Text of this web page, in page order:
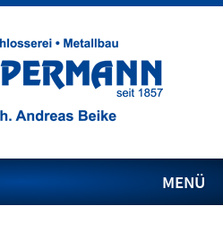
MENÜ